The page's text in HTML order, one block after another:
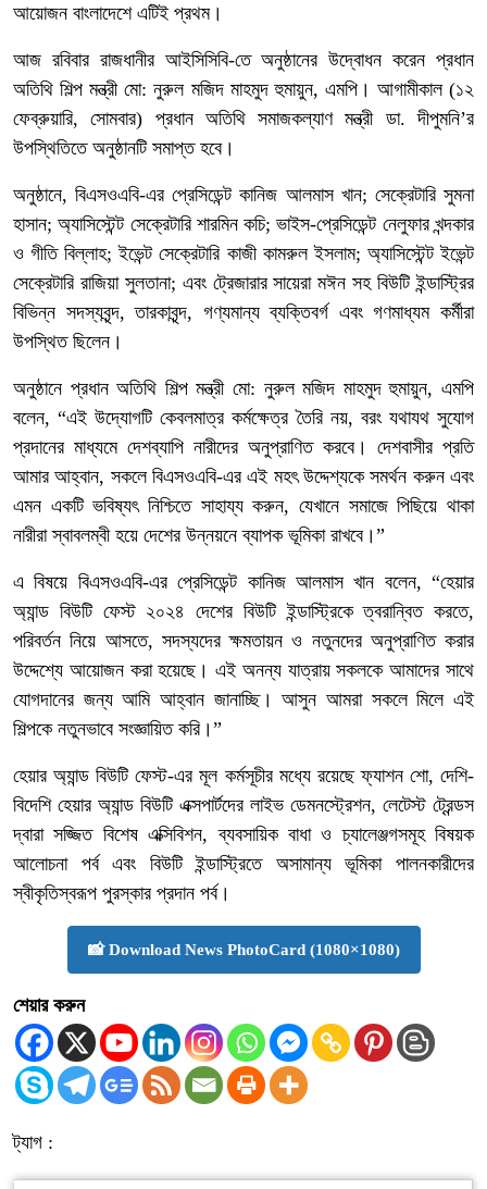
আয়োজন বাংলাদেশে এটিই প্রথম।
আজ রবিবার রাজধানীর আইসিসিবি-তে অনুষ্ঠানের উদ্বোধন করেন প্রধান
অতিথি শিল্প মন্ত্রী মো: নুরুল মজিদ মাহমুদ হুমায়ুন, এমপি। আগামীকাল (১২
ফেব্রুয়ারি, সোমবার) প্রধান অতিথি সমাজকল্যাণ মন্ত্রী ডা. দীপুমনি’র
উপস্থিতিতে অনুষ্ঠানটি সমাপ্ত হবে।
অনুষ্ঠানে, বিএসওএবি-এর প্রেসিডেন্ট কানিজ আলমাস খান; সেক্রেটারি সুমনা
হাসান; অ্যাসিস্টেন্ট সেক্রেটারি শারমিন কচি; ভাইস-প্রেসিডেন্ট নেলুফার খন্দকার
ও গীতি বিল্লাহ; ইভেন্ট সেক্রেটারি কাজী কামরুল ইসলাম; অ্যাসিস্টেন্ট ইভেন্ট
সেক্রেটারি রাজিয়া সুলতানা; এবং ট্রেজারার সায়েরা মঈন সহ বিউটি ইন্ডাস্ট্রির
বিভিন্ন সদস্যবৃন্দ, তারকাবৃন্দ, গণ্যমান্য ব্যক্তিবর্গ এবং গণমাধ্যম কর্মীরা
উপস্থিত ছিলেন।
অনুষ্ঠানে প্রধান অতিথি শিল্প মন্ত্রী মো: নুরুল মজিদ মাহমুদ হুমায়ুন, এমপি
বলেন, “এই উদ্যোগটি কেবলমাত্র কর্মক্ষেত্র তৈরি নয়, বরং যথাযথ সুযোগ
প্রদানের মাধ্যমে দেশব্যাপি নারীদের অনুপ্রাণিত করবে। দেশবাসীর প্রতি
আমার আহ্বান, সকলে বিএসওএবি-এর এই মহৎ উদ্দেশ্যকে সমর্থন করুন এবং
এমন একটি ভবিষ্যৎ নিশ্চিতে সাহায্য করুন, যেখানে সমাজে পিছিয়ে থাকা
নারীরা স্বাবলম্বী হয়ে দেশের উন্নয়নে ব্যাপক ভূমিকা রাখবে।”
এ বিষয়ে বিএসওএবি-এর প্রেসিডেন্ট কানিজ আলমাস খান বলেন, “হেয়ার
অ্যান্ড বিউটি ফেস্ট ২০২৪ দেশের বিউটি ইন্ডাস্ট্রিকে ত্বরান্বিত করতে,
পরিবর্তন নিয়ে আসতে, সদস্যদের ক্ষমতায়ন ও নতুনদের অনুপ্রাণিত করার
উদ্দেশ্যে আয়োজন করা হয়েছে। এই অনন্য যাত্রায় সকলকে আমাদের সাথে
যোগদানের জন্য আমি আহ্বান জানাচ্ছি। আসুন আমরা সকলে মিলে এই
শিল্পকে নতুনভাবে সংজ্ঞায়িত করি।”
হেয়ার অ্যান্ড বিউটি ফেস্ট-এর মূল কর্মসূচীর মধ্যে রয়েছে ফ্যাশন শো, দেশি-
বিদেশি হেয়ার অ্যান্ড বিউটি এক্সপার্টদের লাইভ ডেমনস্ট্রেশন, লেটেস্ট ট্রেন্ডস
দ্বারা সজ্জিত বিশেষ এক্সিবিশন, ব্যবসায়িক বাধা ও চ্যালেঞ্জগসমূহ বিষয়ক
আলোচনা পর্ব এবং বিউটি ইন্ডাস্ট্রিতে অসামান্য ভূমিকা পালনকারীদের
স্বীকৃতিস্বরূপ পুরস্কার প্রদান পর্ব।
📸 Download News PhotoCard (1080×1080)
শেয়ার করুন
ট্যাগ :